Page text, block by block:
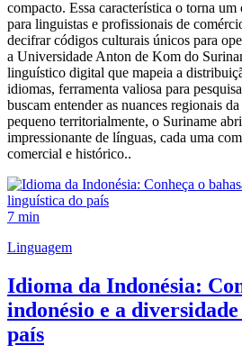
compacto. Essa característica o torna um
para linguistas e profissionais de
decifrar códigos culturais únicos para
a Universidade Anton de Kom do
linguístico digital que mapeia a
idiomas, ferramenta valiosa para
buscam entender as nuances regionais
pequeno territorialmente, o Suriname
impressionante de línguas, cada uma
comercial e histórico..
7 min
Linguagem
Idioma da Indonésia:
indonésio e a
país